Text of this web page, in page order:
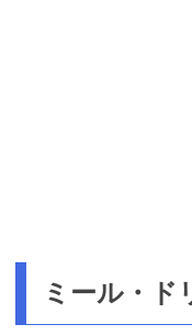
ミール・ド